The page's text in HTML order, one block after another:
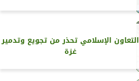
التعاون الإسلامي تحذر من تجويع وتدمير
غزة